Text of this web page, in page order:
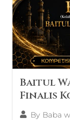
Baitul
Finalis
By Baba